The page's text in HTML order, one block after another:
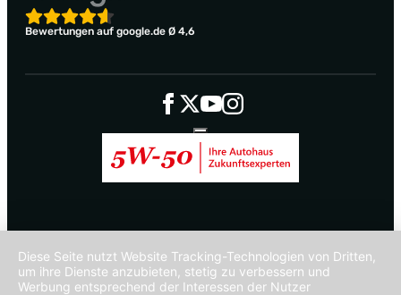
Bewertungen auf google.de Ø 4,6
Diese Seite nutzt Website Tracking-Technologien von Dritten,
um ihre Dienste anzubieten, stetig zu verbessern und
Werbung entsprechend der Interessen der Nutzer